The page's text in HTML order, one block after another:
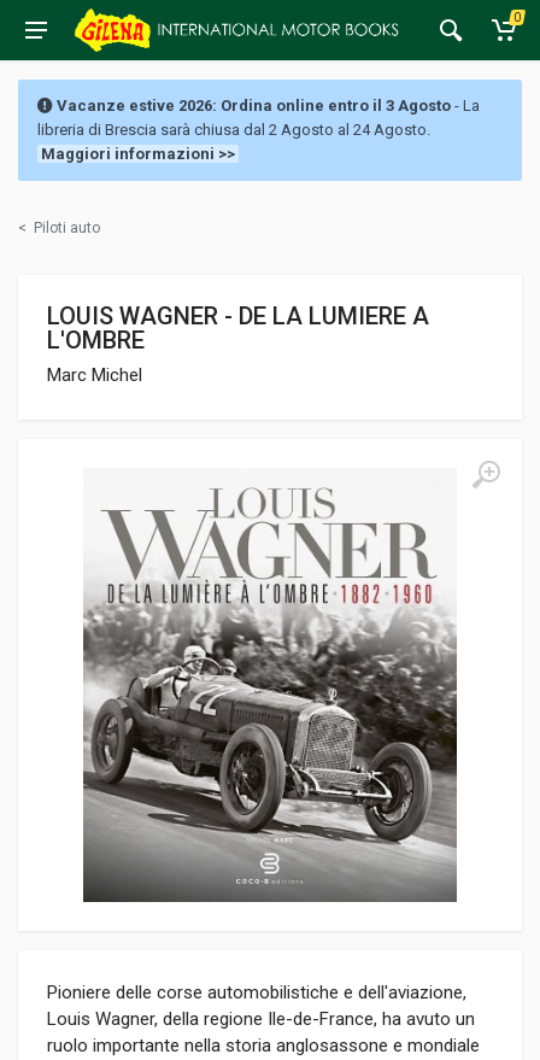
0
Vacanze estive 2026: Ordina online entro il 3 Agosto - La
libreria di Brescia sarà chiusa dal 2 Agosto al 24 Agosto.
Maggiori informazioni >>
< Piloti auto
LOUIS WAGNER - DE LA LUMIERE A
L'OMBRE
Marc Michel
Pioniere delle corse automobilistiche e dell'aviazione,
Louis Wagner, della regione Ile-de-France, ha avuto un
ruolo importante nella storia anglosassone e mondiale